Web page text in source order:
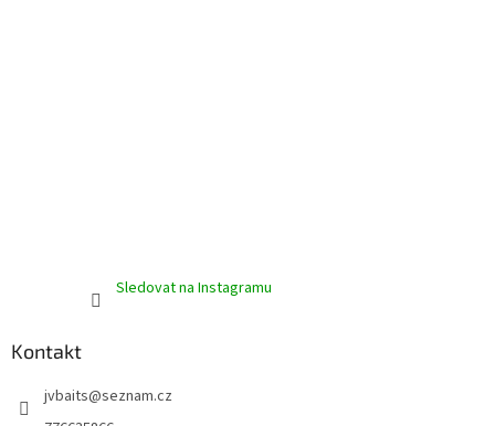
Sledovat na Instagramu
Kontakt
jvbaits@seznam.cz